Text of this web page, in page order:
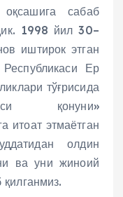
сабаб
1998 йил 30–
иштирок этган
Ер
тўғрисида
қонуни»
итоат этмаётган
олдин
ва уни жиноий